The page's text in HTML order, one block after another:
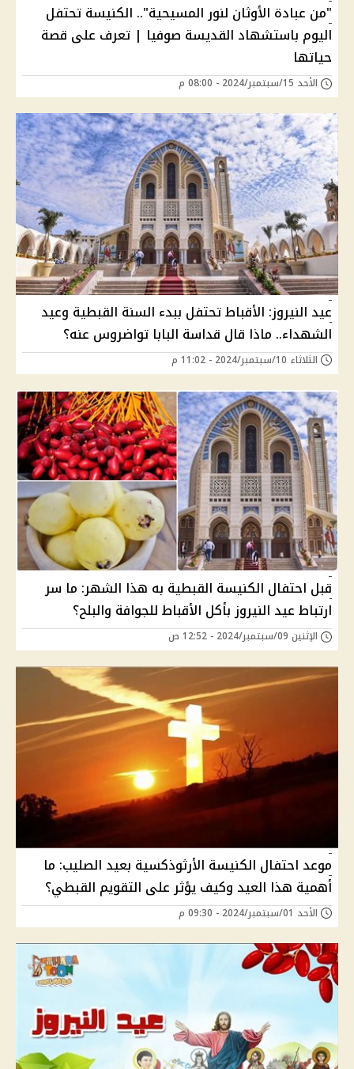
"من عبادة الأوثان لنور المسيحية".. الكنيسة تحتفل
اليوم باستشهاد القديسة صوفيا | تعرف على قصة
حياتها
الأحد 15/سبتمبر/2024 - 08:00 م
عيد النيروز: الأقباط تحتفل ببدء السنة القبطية وعيد
الشهداء.. ماذا قال قداسة البابا تواضروس عنه؟
الثلاثاء 10/سبتمبر/2024 - 11:02 م
قبل احتفال الكنيسة القبطية به هذا الشهر: ما سر
ارتباط عيد النيروز بأكل الأقباط للجوافة والبلح؟
الإثنين 09/سبتمبر/2024 - 12:52 ص
موعد احتفال الكنيسة الأرثوذكسية بعيد الصليب: ما
أهمية هذا العيد وكيف يؤثر على التقويم القبطي؟
الأحد 01/سبتمبر/2024 - 09:30 م